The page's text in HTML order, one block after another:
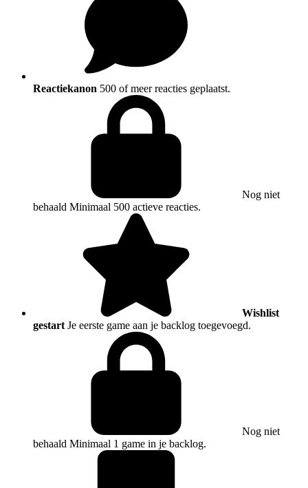
Reactiekanon 500 of meer reacties geplaatst.
Nog niet
behaald Minimaal 500 actieve reacties.
Wishlist
gestart Je eerste game aan je backlog toegevoegd.
Nog niet
behaald Minimaal 1 game in je backlog.